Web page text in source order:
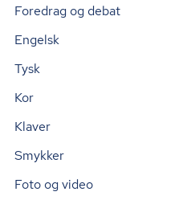
Foredrag og debat
Engelsk
Tysk
Kor
Klaver
Smykker
Foto og video